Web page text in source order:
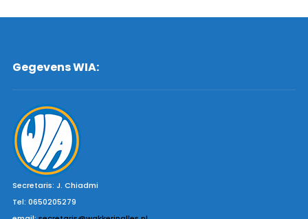
Gegevens WIA:
Secretaris: J. Chiadmi
Tel: 0650205279